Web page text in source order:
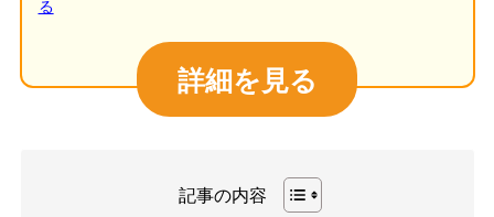
る
詳細を見る
記事の内容